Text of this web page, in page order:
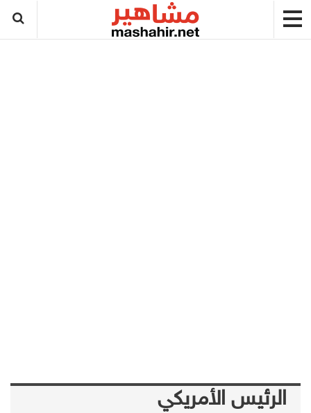
الرئيس الأمريكي